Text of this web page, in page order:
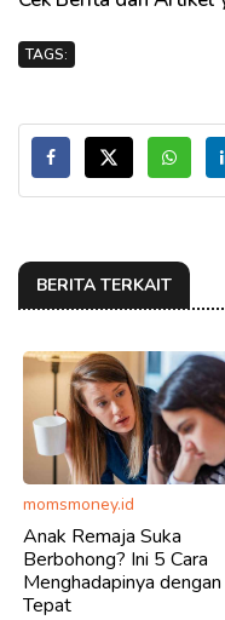
TAGS:
BERITA TERKAIT
momsmoney.id
Anak Remaja Suka
Berbohong? Ini 5 Cara
Menghadapinya dengan
Tepat